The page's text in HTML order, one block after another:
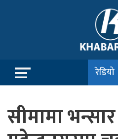
रेडियो
सीमामा